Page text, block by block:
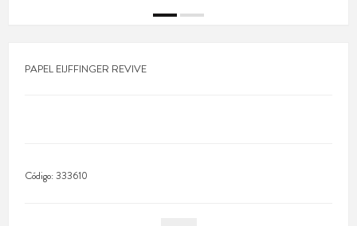
PAPEL EIJFFINGER REVIVE
Código:333610